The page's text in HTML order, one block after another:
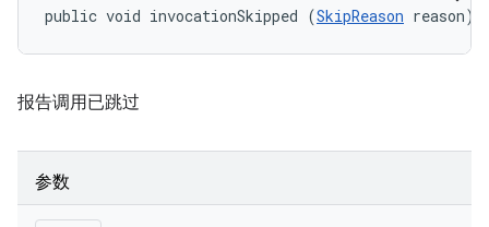
public void invocationSkipped (SkipReason reason)
报告调用已跳过
参数